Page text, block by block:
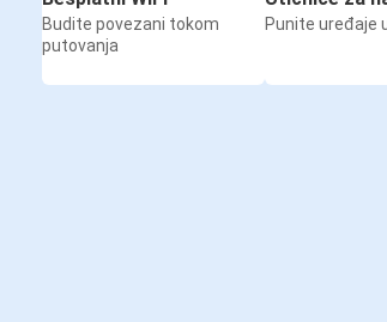
Budite povezani tokom
putovanja
Punite uređaje